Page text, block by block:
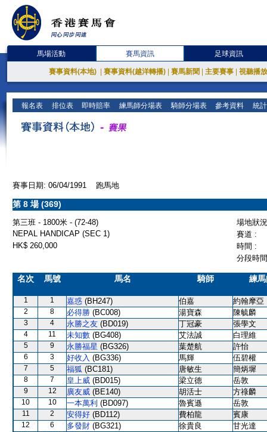
馬場活動 賽馬資訊 足球資訊
賽事資料(本地) 賽事資料(越洋轉播) 賽馬新聞 主要賽事 視聽播
報名表 排位表 即時賠率 練馬師分場表 騎師分場表 參考資料 統
賽事日期: 06/04/1991 跑馬地
第 8 場 (369)
第三班 - 1800米 - (72-48)
場地狀
NEPAL HANDICAP (SEC 1)
賽道 :
HK$ 260,000
時間 :
分段時
名次 馬號 馬名 騎師 練
1 1 嘉惑 (BH247) 伯嘉 約翰摩亞
2 8 必得勝 (BC008) 湯寶森 陳毓麟
3 4 永勝之友 (BD019) 丁冠豪 張學文
4 11 未知數 (BG408) 艾法誠 白理維
5 9 永勝福星 (BG326) 葉楚航 許怡
6 3 好收入 (BG336) 馬輝 伍碧權
7 5 福狐 (BC181) 唐敏生 簡炳墀
8 7 皇上威 (BD015) 梁立德 岳敦
9 12 廣友威 (BE140) 胡活士 方祿麟
10 10 一本萬利 (BD097) 魯賓遜 岳敦
11 2 安得好 (BD112) 費柏龍 賓康
12 6 多發財 (BG321) 徐貴良
甘光達